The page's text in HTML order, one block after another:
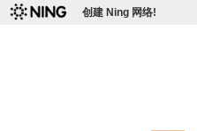
创建 Ning 网络!